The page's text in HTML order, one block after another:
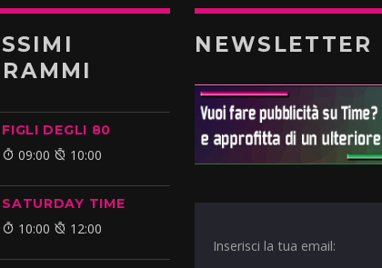
FIGLI DEGLI 80
09:00 10:00
SATURDAY TIME
10:00 12:00
NEWSLETTER
Inserisci la tua email: